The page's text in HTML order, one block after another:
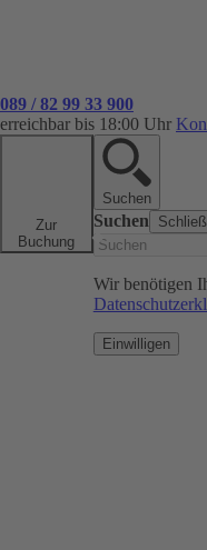
089 / 82 99 33 900
erreichbar bis 18:00 Uhr
Zur
Buchung
Suchen
Suchen
Wir benötigen
Einwilligen